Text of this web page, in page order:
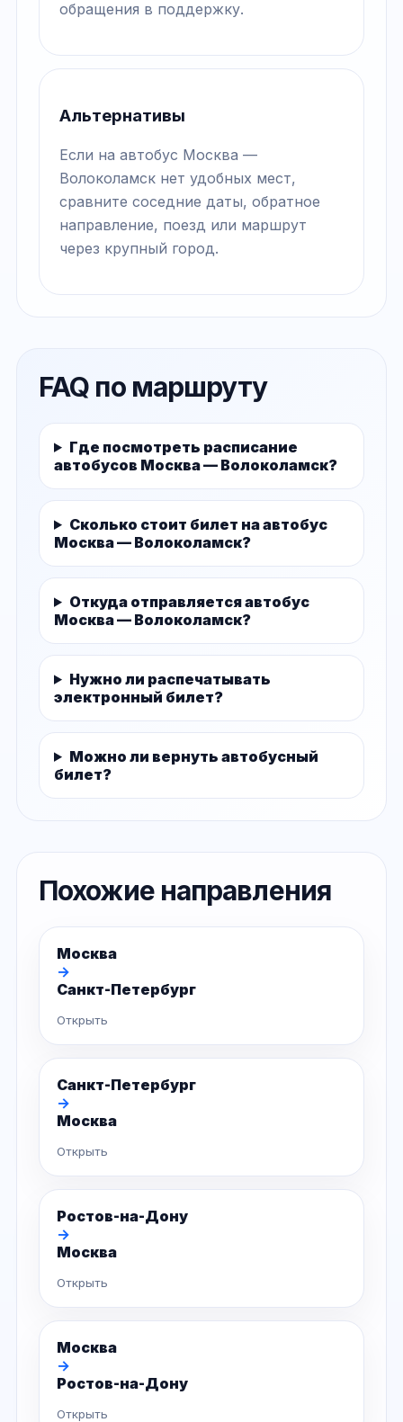
обращения в поддержку.
Альтернативы
Если на автобус Москва —
Волоколамск нет удобных мест,
сравните соседние даты, обратное
направление, поезд или маршрут
через крупный город.
FAQ по маршруту
Где посмотреть расписание
автобусов Москва — Волоколамск?
Сколько стоит билет на автобус
Москва — Волоколамск?
Откуда отправляется автобус
Москва — Волоколамск?
Нужно ли распечатывать
электронный билет?
Можно ли вернуть автобусный
билет?
Похожие направления
Москва
→
Санкт-Петербург
Открыть
Санкт-Петербург
→
Москва
Открыть
Ростов-на-Дону
→
Москва
Открыть
Москва
→
Ростов-на-Дону
Открыть